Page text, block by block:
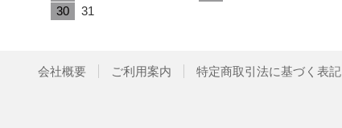
30
31
会社概要 ご利用案内 特定商取引法に基づく表記